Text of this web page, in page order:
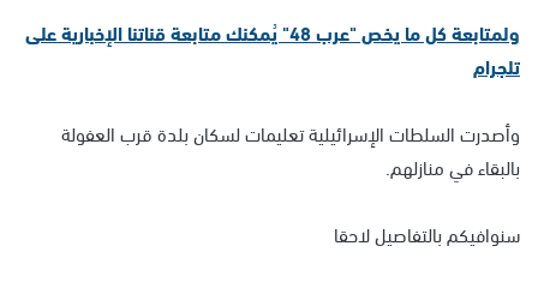
ولمتابعة كل ما يخص "عرب 48" يُمكنك متابعة قناتنا الإخبارية على
تلجرام
وأصدرت السلطات الإسرائيلية تعليمات لسكان بلدة قرب العفولة
بالبقاء في منازلهم.
سنوافيكم بالتفاصيل لاحقا